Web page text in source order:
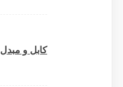
کابل و مبدل